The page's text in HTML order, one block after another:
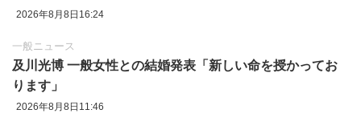
2026年8月8日16:24
一般ニュース
及川光博 一般女性との結婚発表「新しい命を授かってお
ります」
2026年8月8日11:46